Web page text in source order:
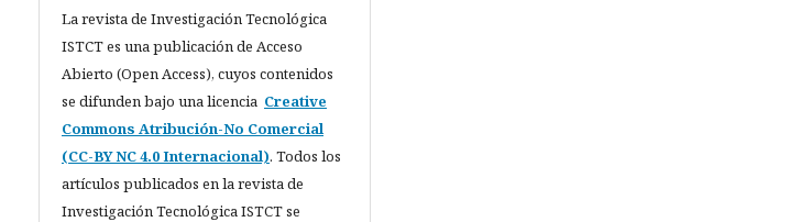
La revista de Investigación Tecnológica
ISTCT es una publicación de Acceso
Abierto (Open Access), cuyos contenidos
se difunden bajo una licencia Creative
Commons Atribución-No Comercial
(CC-BY NC 4.0 Internacional). Todos los
artículos publicados en la revista de
Investigación Tecnológica ISTCT se